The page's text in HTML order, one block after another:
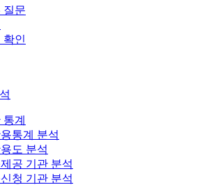
질문
확인
계
통계 분석
도 분석
공 기관 분석
청 기관 분석